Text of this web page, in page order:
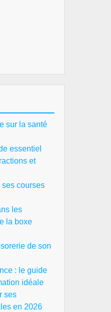
sur la santé
essentiel
et
courses
les
la boxe
de son
: le guide
idéale
ses
en 2026